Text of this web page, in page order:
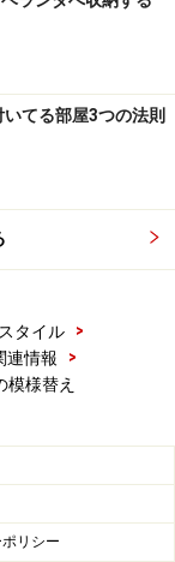
てる部屋3つの法則
タイル
>
連情報
>
模様替え
リシー